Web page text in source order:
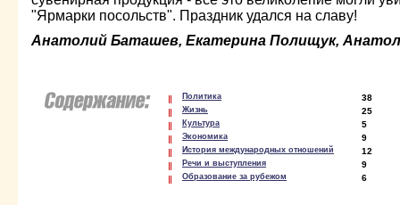
"Ярмарки посольств". Праздник удался на славу!
Анатолий Баташев, Екатерина Полищук,
Политика 38
Жизнь 25
Культура 5
Экономика 9
История международных отношений 12
Речи и выступления 9
Образование за рубежом 6